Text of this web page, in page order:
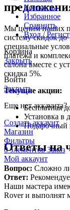
Мы ценим наших
систему скидок до
специальные
платежа и
салона вместе с
скидка 5%.
Текущие акции:
Бесплатная
Установка в
Подарочный
Ответы на
Вопрос: Сложно ли
Ответ:
Наши мастера
Rover и выполнят
Контакты
Избранное
Сравнить
Вход /
Корзина
Закрыть
Войти
Закрыть
Еще нет аккаунта?
Создать аккаунт
Магазин
Фильтры
0элементов Заказ
Мой аккаунт